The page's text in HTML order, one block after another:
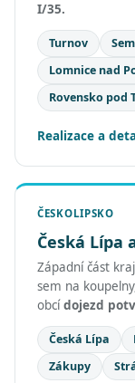
I/35.
Turnov
Lomnice nad
Rovensko pod
Realizace a
ČESKOLIPSKO
Česká Lípa
Západní část
sem na
obcídojezd
Česká Lípa
Zákupy